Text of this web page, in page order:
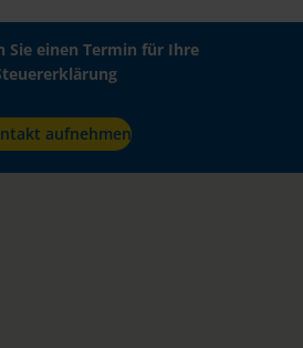
Sie einen Termin für Ihre
aufnehmen